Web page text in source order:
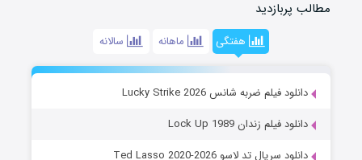
مطالب پربازدید
هفتگی ماهانه سالانه
دانلود فیلم ضربه شانس Lucky Strike 2026
دانلود فیلم زندان Lock Up 1989
دانلود سریال تد لاسو Ted Lasso 2020-2026